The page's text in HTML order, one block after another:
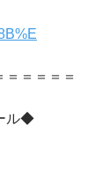
＝＝＝＝＝
ル◆